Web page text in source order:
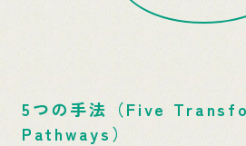
5つの手法（Five
Pathways）